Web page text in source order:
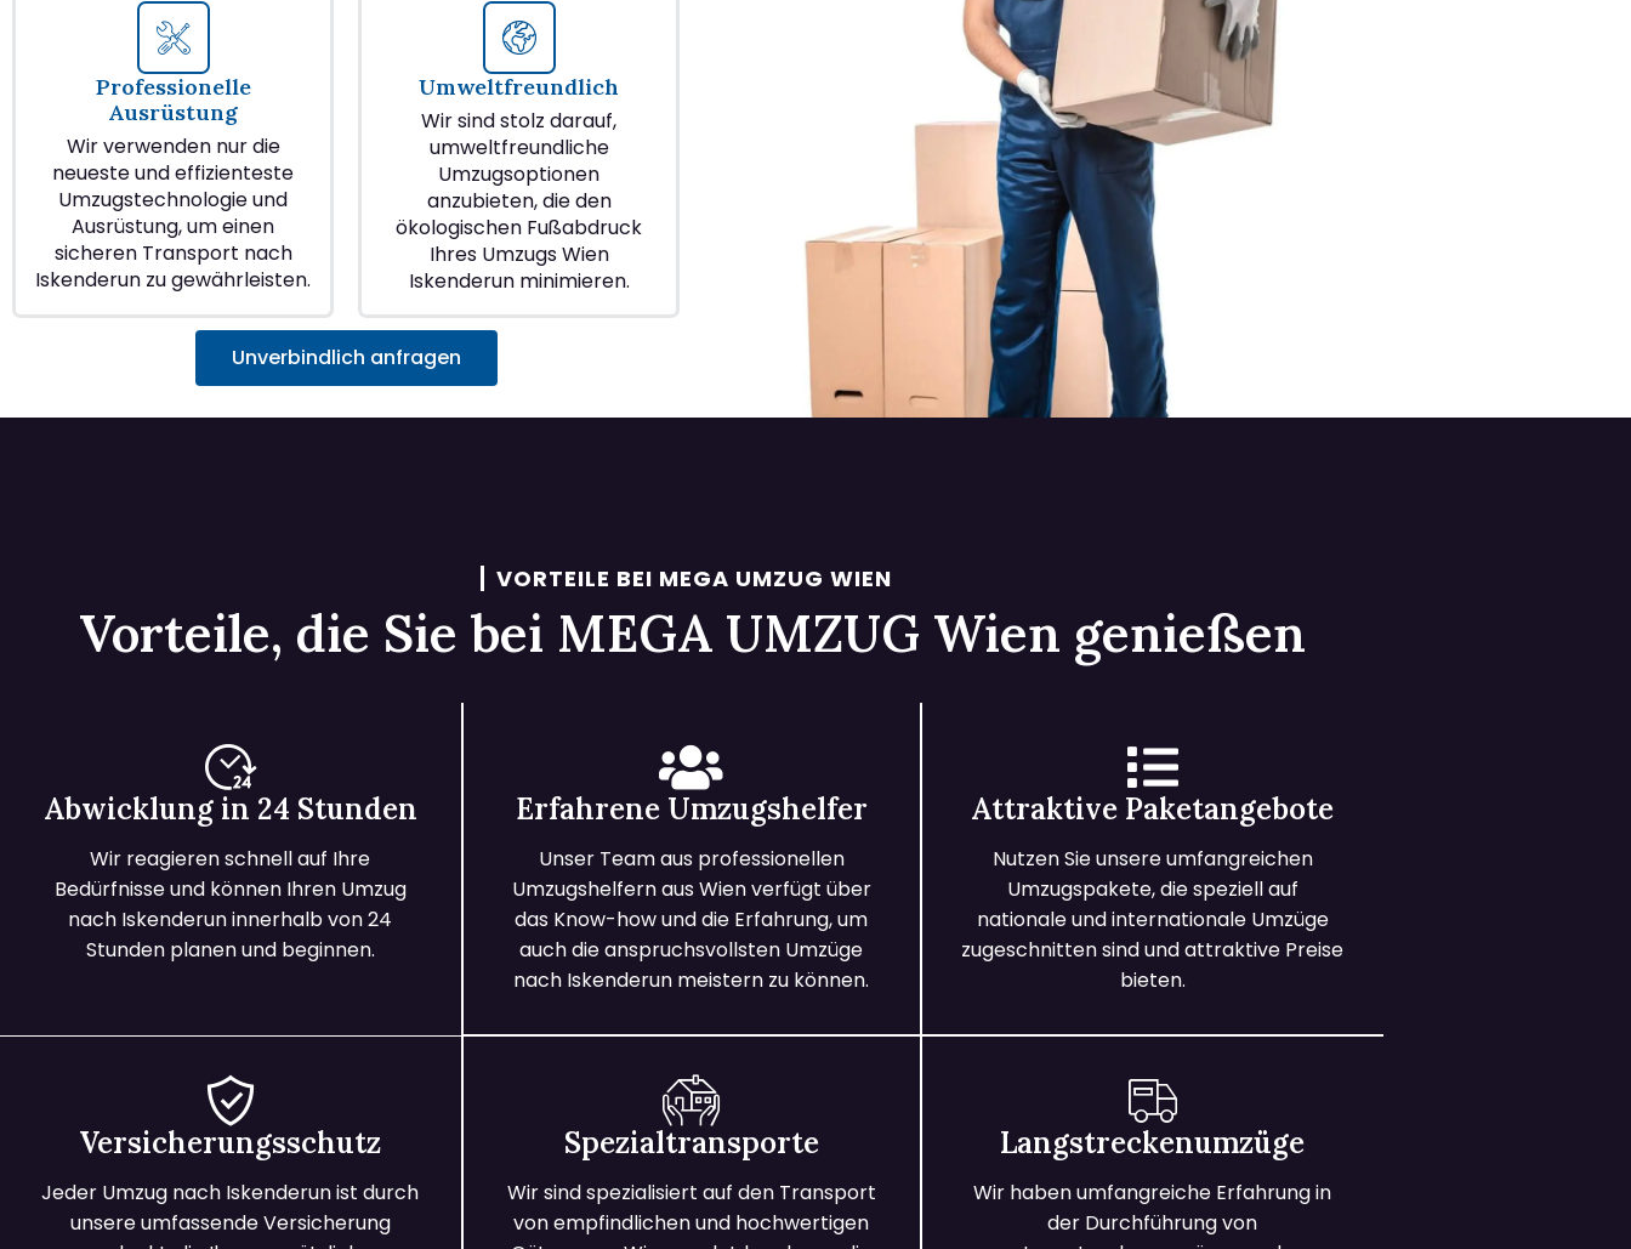
Professionelle
Ausrüstung
Wir verwenden nur die
neueste und effizienteste
Umzugstechnologie und
Ausrüstung, um einen
sicheren Transport nach
Iskenderun zu gewährleisten.
Umweltfreundlich
Wir sind stolz darauf,
umweltfreundliche
Umzugsoptionen
anzubieten, die den
ökologischen Fußabdruck
Ihres Umzugs Wien
Iskenderun minimieren.
Unverbindlich anfragen
VORTEILE BEI MEGA UMZUG WIEN
Vorteile, die Sie bei MEGA UMZUG Wien genießen
Abwicklung in 24 Stunden
Wir reagieren schnell auf Ihre
Bedürfnisse und können Ihren Umzug
nach Iskenderun innerhalb von 24
Stunden planen und beginnen.
Erfahrene Umzugshelfer
Unser Team aus professionellen
Umzugshelfern aus Wien verfügt über
das Know-how und die Erfahrung, um
auch die anspruchsvollsten Umzüge
nach Iskenderun meistern zu können.
Attraktive Paketangebote
Nutzen Sie unsere umfangreichen
Umzugspakete, die speziell auf
nationale und internationale Umzüge
zugeschnitten sind und attraktive Preise
bieten.
Versicherungsschutz
Jeder Umzug nach Iskenderun ist durch
unsere umfassende Versicherung
Spezialtransporte
Wir sind spezialisiert auf den Transport
von empfindlichen und hochwertigen
Langstreckenumzüge
Wir haben umfangreiche Erfahrung in
der Durchführung von